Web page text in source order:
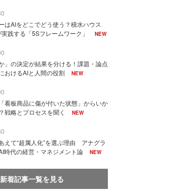
はAIをどこでどう使う？積水ハウス
践する「5Sフレームワーク」
NEW
」の決定が結果を分ける！課題・論点
おけるAIと人間の役割
NEW
看板商品に傷が付いた状態」からいか
戦略とプロセスを聞く
NEW
えて“超属人化”を選ぶ理由 アナグラ
時代の経営・マネジメント論
NEW
新着記事一覧を見る